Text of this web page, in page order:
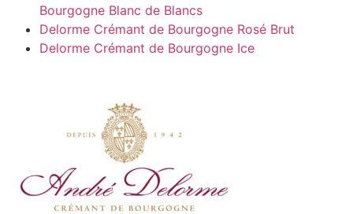
Bourgogne Blanc de Blancs
Delorme Crémant de Bourgogne Rosé Brut
Delorme Crémant de Bourgogne Ice